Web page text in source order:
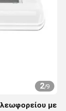
2/9
λεωφορείου με